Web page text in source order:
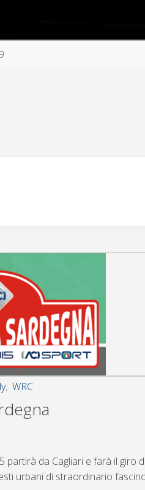
, WRC
partirà da Cagliari e farà il
urbani di straordinario